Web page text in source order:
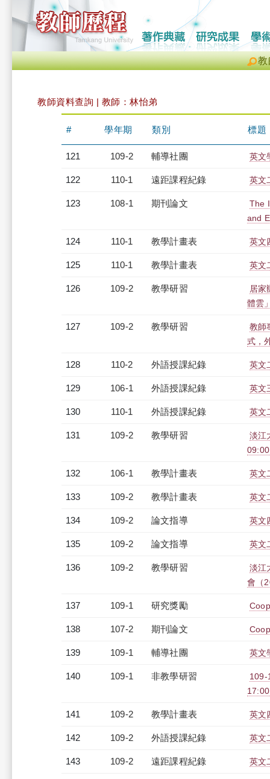
教
教師資料查詢 | 教師：林怡弟
# 學年期 類別 標題
121 109-2 輔導社團 英文
122 110-1 遠距課程紀錄 英文
123 108-1 期刊論文
The
and
124 110-1 教學計畫表 英文
125 110-1 教學計畫表 英文
126 109-2 教學研習
居家
體雲
127 109-2 教學研習
教師
式，
128 110-2 外語授課紀錄 英文
129 106-1 外語授課紀錄 英文
130 110-1 外語授課紀錄 英文
131 109-2 教學研習
淡江
132 106-1 教學計畫表 英文
133 109-2 教學計畫表 英文
134 109-2 論文指導 英文
135 109-2 論文指導 英文
136 109-2 教學研習
淡江
會（
137 109-1 研究獎勵
138 107-2 期刊論文
139 109-1 輔導社團 英文
140 109-1 非教學研習
109-
141 109-2 教學計畫表 英文
142 109-2 外語授課紀錄 英文
143 109-2 遠距課程紀錄 英文